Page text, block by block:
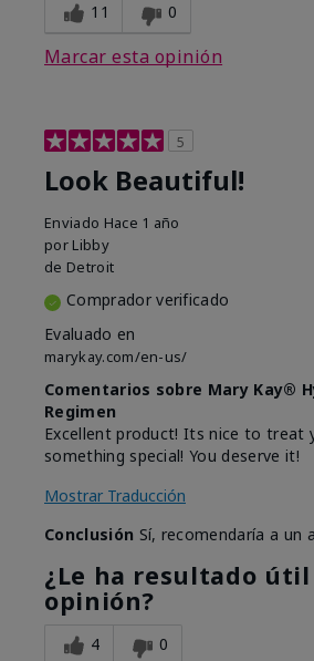
11 0
Marcar esta opinión
5
Look Beautiful!
Enviado Hace 1 año
por Libby
de Detroit
Comprador verificado
Evaluado en
marykay.com/en-us/
Comentarios sobre Mary Kay®
Regimen
Excellent product! Its nice to treat
something special! You deserve it!
Mostrar Traducción
Conclusión Sí, recomendaría a un
¿Le ha resultado
opinión?
4 0